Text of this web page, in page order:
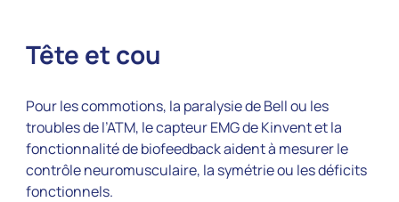
Tête et cou
Pour les commotions, la paralysie de Bell ou les
troubles de l’ATM, le capteur EMG de Kinvent et la
fonctionnalité de biofeedback aident à mesurer le
contrôle neuromusculaire, la symétrie ou les déficits
fonctionnels.